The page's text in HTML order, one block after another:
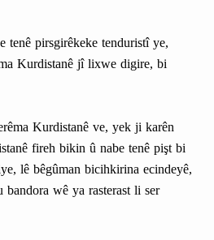
pirsgirêkeke tenduristî ye,
Kurdistanê jî lixwe digire, bi
Kurdistanê ve, yek ji karên
fireh bikin û nabe tenê pişt bi
lê bêgûman bicihkirina ecindeyê,
wê ya rasterast li ser